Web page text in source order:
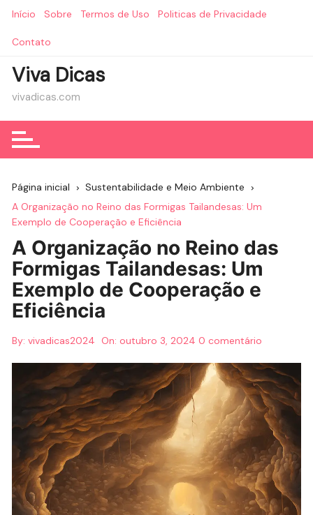
Início Sobre Termos de Uso Politicas de Privacidade
Contato
Viva Dicas
vivadicas.com
Página inicial
Sustentabilidade e Meio Ambiente
A Organização no Reino das Formigas Tailandesas: Um
Exemplo de Cooperação e Eficiência
A Organização no Reino das
Formigas Tailandesas: Um
Exemplo de Cooperação e
Eficiência
By: vivadicas2024 On:outubro 3, 2024 0 comentário